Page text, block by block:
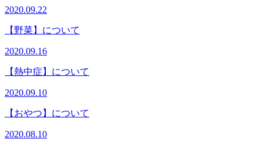
2020.09.22
【野菜】について
2020.09.16
【熱中症】について
2020.09.10
【おやつ】について
2020.08.10